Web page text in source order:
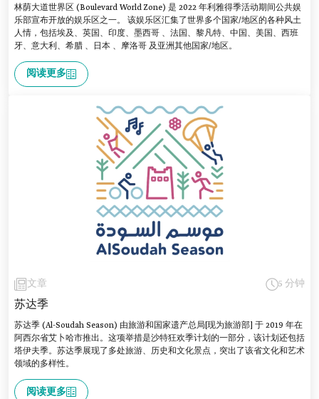
林荫大道世界区 (Boulevard World Zone) 是 2022 年利雅得季活动期间公共娱
乐部宣布开放的娱乐区之一。 该娱乐区汇集了世界多个国家/地区的各种风土
人情，包括埃及、英国、印度、墨西哥 、法国、黎凡特、中国、美国、西班
牙、意大利、希腊 、日本 、摩洛哥 及亚洲其他国家/地区。
阅读更多
文章 5 分钟
苏达季
苏达季 (Al-Soudah Season) 由旅游和国家遗产总局[现为旅游部] 于 2019 年在
阿西尔省艾卜哈市推出。这项举措是沙特狂欢季计划的一部分，该计划还包括
塔伊夫季。苏达季展现了多处旅游、历史和文化景点，突出了该省文化和艺术
领域的多样性。
阅读更多